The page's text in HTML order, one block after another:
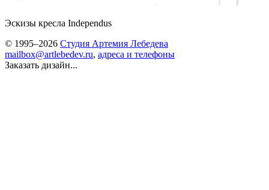
Эскизы кресла Independus
© 1995–2026 Студия Артемия Лебедева
mailbox@artlebedev.ru, адреса и телефоны
Заказать дизайн...